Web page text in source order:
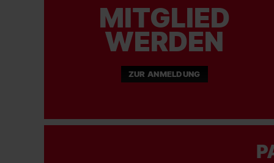
MITGLIED
WERDEN
ZUR ANMELDUNG